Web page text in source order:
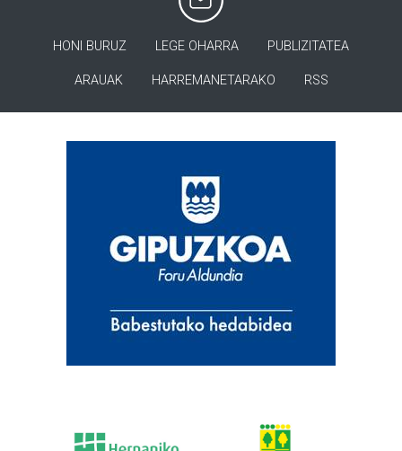
HONI BURUZ LEGE OHARRA PUBLIZITATEA
ARAUAK HARREMANETARAKO RSS